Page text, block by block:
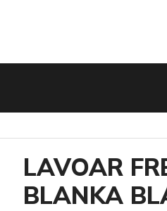
LAVOAR
BLANKA